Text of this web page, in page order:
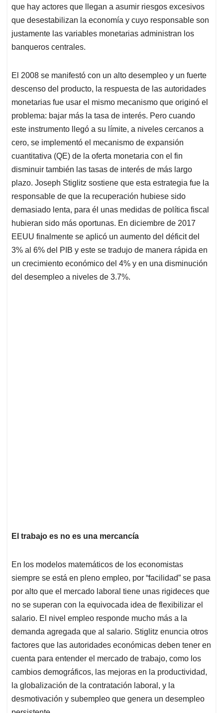
que hay actores que llegan a asumir riesgos excesivos
que desestabilizan la economía y cuyo responsable son
justamente las variables monetarias administran los
banqueros centrales.
El 2008 se manifestó con un alto desempleo y un fuerte
descenso del producto, la respuesta de las autoridades
monetarias fue usar el mismo mecanismo que originó el
problema: bajar más la tasa de interés. Pero cuando
este instrumento llegó a su límite, a niveles cercanos a
cero, se implementó el mecanismo de expansión
cuantitativa (QE) de la oferta monetaria con el fin
disminuir también las tasas de interés de más largo
plazo. Joseph Stiglitz sostiene que esta estrategia fue la
responsable de que la recuperación hubiese sido
demasiado lenta, para él unas medidas de política fiscal
hubieran sido más oportunas. En diciembre de 2017
EEUU finalmente se aplicó un aumento del déficit del
3% al 6% del PIB y este se tradujo de manera rápida en
un crecimiento económico del 4% y en una disminución
del desempleo a niveles de 3.7%.
El trabajo es no es una mercancía
En los modelos matemáticos de los economistas
siempre se está en pleno empleo, por “facilidad” se pasa
por alto que el mercado laboral tiene unas rigideces que
no se superan con la equivocada idea de flexibilizar el
salario. El nivel empleo responde mucho más a la
demanda agregada que al salario. Stiglitz enuncia otros
factores que las autoridades económicas deben tener en
cuenta para entender el mercado de trabajo, como los
cambios demográficos, las mejoras en la productividad,
la globalización de la contratación laboral, y la
desmotivación y subempleo que genera un desempleo